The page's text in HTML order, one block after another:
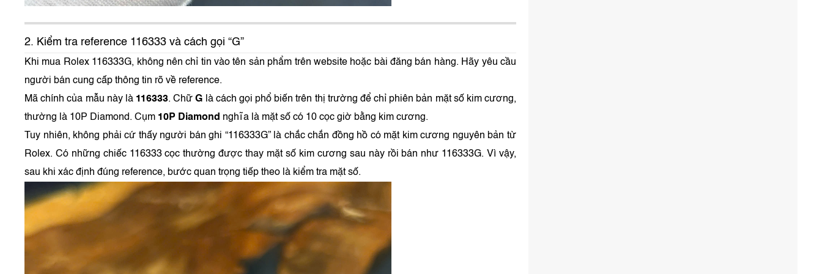
2. Kiểm tra reference 116333 và cách gọi “G”
Khi mua Rolex 116333G, không nên chỉ tin vào tên sản phẩm trên website hoặc bài đăng bán hàng. Hãy yêu cầu
người bán cung cấp thông tin rõ về reference.
Mã chính của mẫu này là 116333. ChữG là cách gọi phổ biến trên thị trường để chỉ phiên bản mặt số kim cương,
thường là 10P Diamond. Cụm 10P Diamond nghĩa là mặt số có 10 cọc giờ bằng kim cương.
Tuy nhiên, không phải cứ thấy người bán ghi “116333G” là chắc chắn đồng hồ có mặt kim cương nguyên bản từ
Rolex. Có những chiếc 116333 cọc thường được thay mặt số kim cương sau này rồi bán như 116333G. Vì vậy,
sau khi xác định đúng reference, bước quan trọng tiếp theo là kiểm tra mặt số.